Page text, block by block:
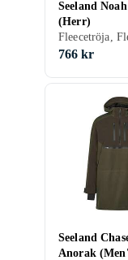
Seeland
(Herr)
Fleecetröja,
766 kr
Seeland
Anorak